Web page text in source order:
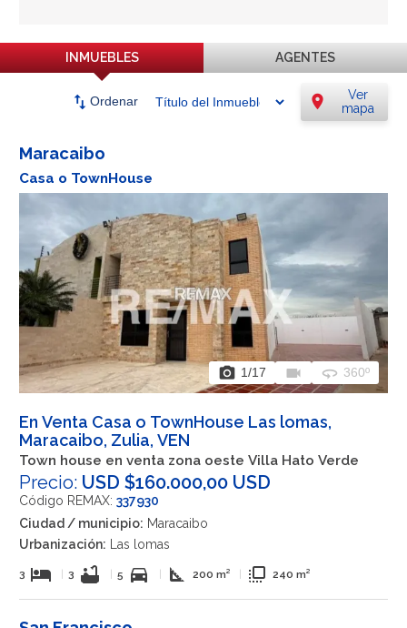
INMUEBLES AGENTES
swap_vert Ordenar location_on
Ver
mapa
Maracaibo
Casa o TownHouse
photo_camera 1/17 videocam 360 360º
En Venta Casa o TownHouse Las lomas,
Maracaibo, Zulia, VEN
Town house en venta zona oeste Villa Hato Verde
Precio: USD $160.000,00 USD
Código REMAX: 337930
Ciudad / municipio: Maracaibo
Urbanización: Las lomas
3 hotel 3 bathtub 5 directions_car square_foot 200 m² flip_to_front 240 m²